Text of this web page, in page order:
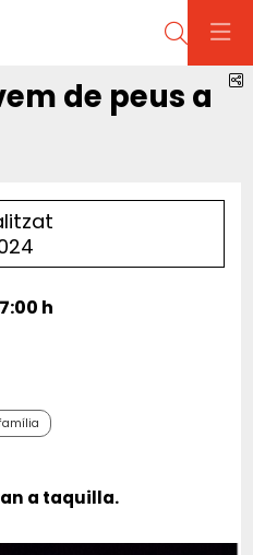
Cerca
de peus a
h
a taquilla.